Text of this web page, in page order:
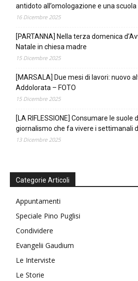
antidoto all’omologazione e una
16 Dicembre 2025
[PARTANNA] Nella terza domenica
Natale in chiesa madre
15 Dicembre 2025
[MARSALA] Due mesi di lavori: nuovo
Addolorata – FOTO
15 Dicembre 2025
[LA RIFLESSIONE] Consumare le suole
giornalismo che fa vivere i settimanali
13 Dicembre 2025
Categorie Articoli
Appuntamenti
Speciale Pino Puglisi
Condividere
Evangelii Gaudium
Le Interviste
Le Storie